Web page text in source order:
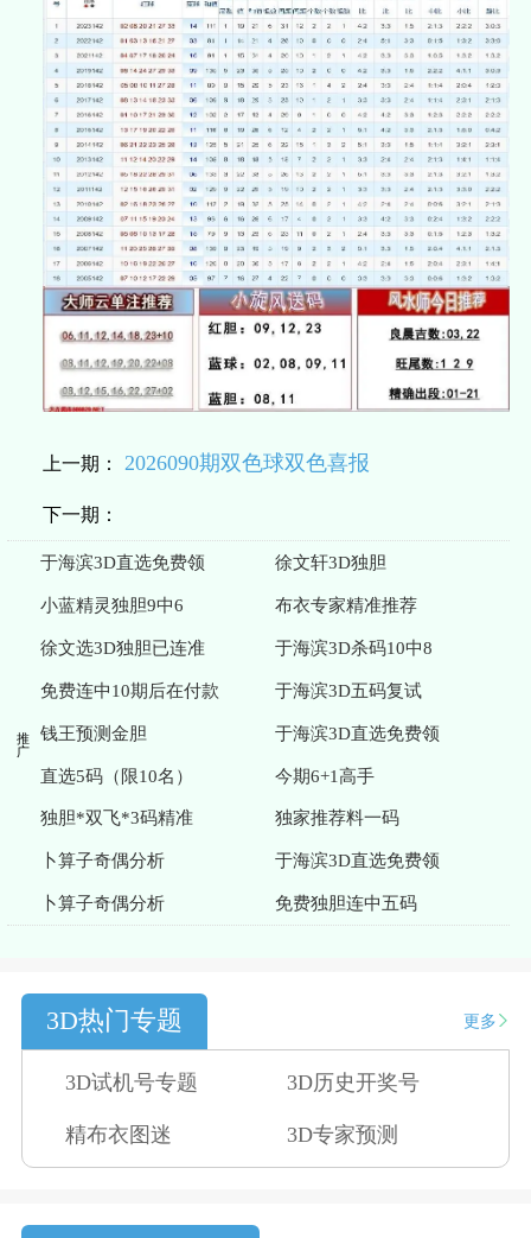
上一期： 2026090期双色球双色喜报
下一期：
推广
于海滨3D直选免费领 徐文轩3D独胆
小蓝精灵独胆9中6 布衣专家精准推荐
徐文选3D独胆已连准 于海滨3D杀码10中8
免费连中10期后在付款 于海滨3D五码复试
钱王预测金胆 于海滨3D直选免费领
直选5码（限10名） 今期6+1高手
独胆*双飞*3码精准 独家推荐料一码
卜算子奇偶分析 于海滨3D直选免费领
卜算子奇偶分析 免费独胆连中五码
3D热门专题 更多
3D试机号专题 3D历史开奖号
精布衣图迷 3D专家预测